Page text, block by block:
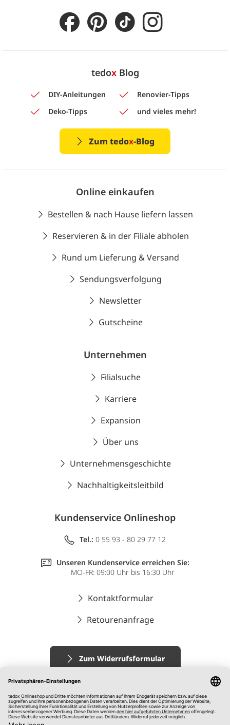
tedoxBlog
DIY-Anleitungen
Renovier-Tipps
Deko-Tipps
und vieles mehr!
Zum tedox-Blog
Online einkaufen
Bestellen & nach Hause liefern lassen
Reservieren & in der Filiale abholen
Rund um Lieferung & Versand
Sendungsverfolgung
Newsletter
Gutscheine
Unternehmen
Filialsuche
Karriere
Expansion
Über uns
Unternehmensgeschichte
Nachhaltigkeitsleitbild
Kundenservice Onlineshop
Tel.: 0 55 93 - 80 29 77 12
Unseren Kundenservice erreichen Sie:
MO-FR: 09:00 Uhr bis 16:30 Uhr
Kontaktformular
Retourenanfrage
Zum Widerrufsformular
Impressum
AGB